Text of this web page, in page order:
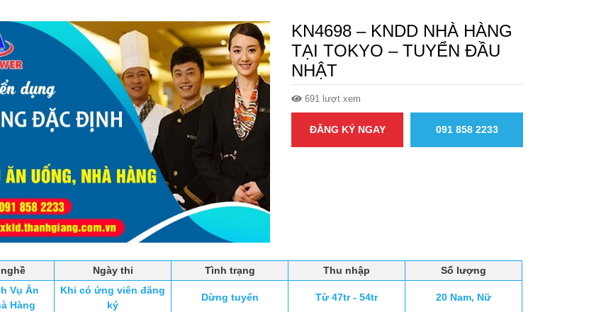
KN4698 – KNDD NHÀ HÀNG
TẠI TOKYO – TUYỂN ĐẦU
NHẬT
691 lượt xem
ĐĂNG KÝ NGAY 091 858 2233
Ngày thi Tình trạng Thu nhập
Số lượng
Vụ Ăn
Hàng
Khi có ứng viên đăng
ký
Dừng tuyển Từ 47tr - 54tr 20 Nam, Nữ